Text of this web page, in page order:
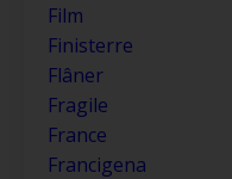
Film
Finisterre
Flâner
Fragile
France
Francigena